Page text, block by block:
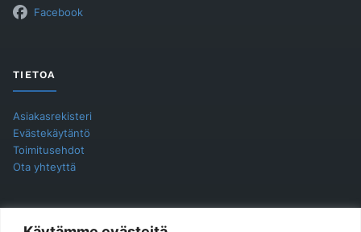
Facebook
TIETOA
Asiakasrekisteri
Evästekäytäntö
Toimitusehdot
Ota yhteyttä
YHTEYSTIEDOT